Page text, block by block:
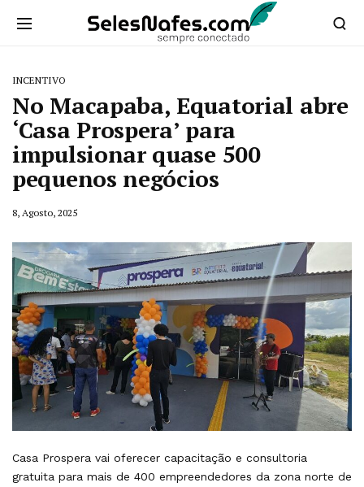
INCENTIVO
No Macapaba, Equatorial abre
‘Casa Prospera’ para
impulsionar quase 500
pequenos negócios
8, Agosto, 2025
Casa Prospera vai oferecer capacitação e consultoria
gratuita para mais de 400 empreendedores da zona norte de